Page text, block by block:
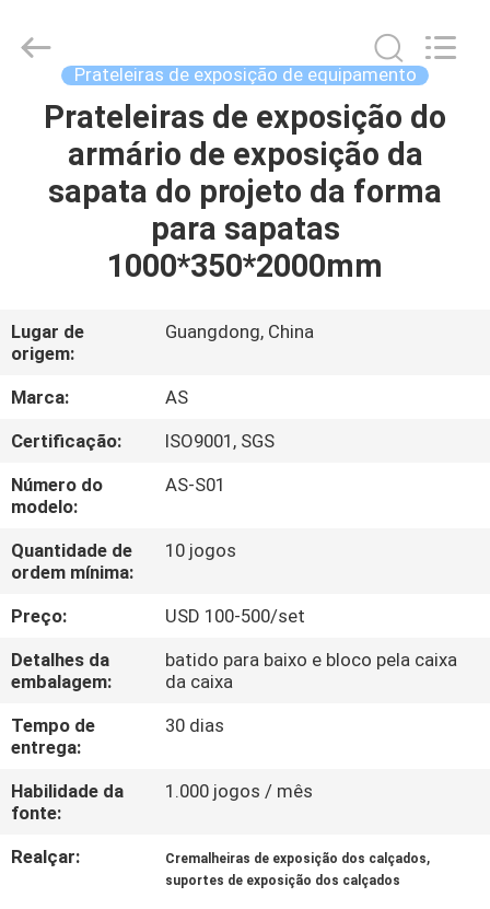
CASA
PRODUTOS
SOBRE
NÓS
EXCURSÃO
DA
FÁBRICA
CONTROLE
DA
QUALIDADE
CONTACTE-
NOS
PEÇA
UMAS
Display
Shelves
Prateleiras de exposição de equipamento
Prateleiras de exposição do
armário de exposição da
sapata do projeto da forma
para sapatas
1000*350*2000mm
Lugar de
origem:
Guangdong, China
Marca:
AS
Certificação:
ISO9001, SGS
Número do
modelo:
AS-S01
Quantidade de
ordem mínima:
10 jogos
Preço:
USD 100-500/set
Detalhes da
embalagem:
batido para baixo e bloco pela caixa
da caixa
Tempo de
entrega:
30 dias
Habilidade da
fonte:
1.000 jogos / mês
Realçar: Cremalheiras de exposição dos calçados,
suportes de exposição dos calçados